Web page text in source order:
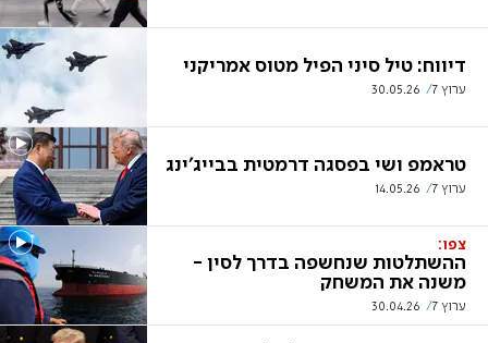
דיווח: טיל סיני הפיל מטוס אמריקני
ערוץ 7 30.05.26
טראמפ ושי בפסגה דרמטית בבייג'ינג
ערוץ 7 14.05.26
צפו:
ההשתלטות שנחשפה בדרך לסין -
משנה את המשחק
ערוץ 7 30.04.26